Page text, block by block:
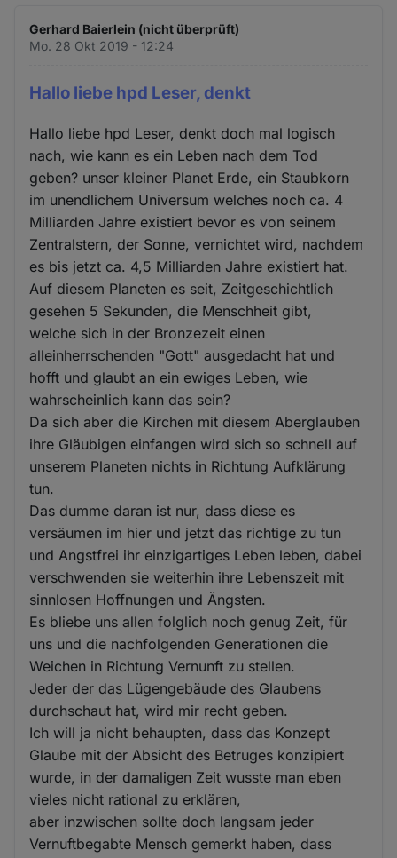
Gerhard Baierlein (nicht überprüft)
Mo. 28 Okt 2019 - 12:24
Hallo liebe hpd Leser, denkt
Hallo liebe hpd Leser, denkt doch mal logisch
nach, wie kann es ein Leben nach dem Tod
geben? unser kleiner Planet Erde, ein Staubkorn
im unendlichem Universum welches noch ca. 4
Milliarden Jahre existiert bevor es von seinem
Zentralstern, der Sonne, vernichtet wird, nachdem
es bis jetzt ca. 4,5 Milliarden Jahre existiert hat.
Auf diesem Planeten es seit, Zeitgeschichtlich
gesehen 5 Sekunden, die Menschheit gibt,
welche sich in der Bronzezeit einen
alleinherrschenden "Gott" ausgedacht hat und
hofft und glaubt an ein ewiges Leben, wie
wahrscheinlich kann das sein?
Da sich aber die Kirchen mit diesem Aberglauben
ihre Gläubigen einfangen wird sich so schnell auf
unserem Planeten nichts in Richtung Aufklärung
tun.
Das dumme daran ist nur, dass diese es
versäumen im hier und jetzt das richtige zu tun
und Angstfrei ihr einzigartiges Leben leben, dabei
verschwenden sie weiterhin ihre Lebenszeit mit
sinnlosen Hoffnungen und Ängsten.
Es bliebe uns allen folglich noch genug Zeit, für
uns und die nachfolgenden Generationen die
Weichen in Richtung Vernunft zu stellen.
Jeder der das Lügengebäude des Glaubens
durchschaut hat, wird mir recht geben.
Ich will ja nicht behaupten, dass das Konzept
Glaube mit der Absicht des Betruges konzipiert
wurde, in der damaligen Zeit wusste man eben
vieles nicht rational zu erklären,
aber inzwischen sollte doch langsam jeder
Vernuftbegabte Mensch gemerkt haben, dass